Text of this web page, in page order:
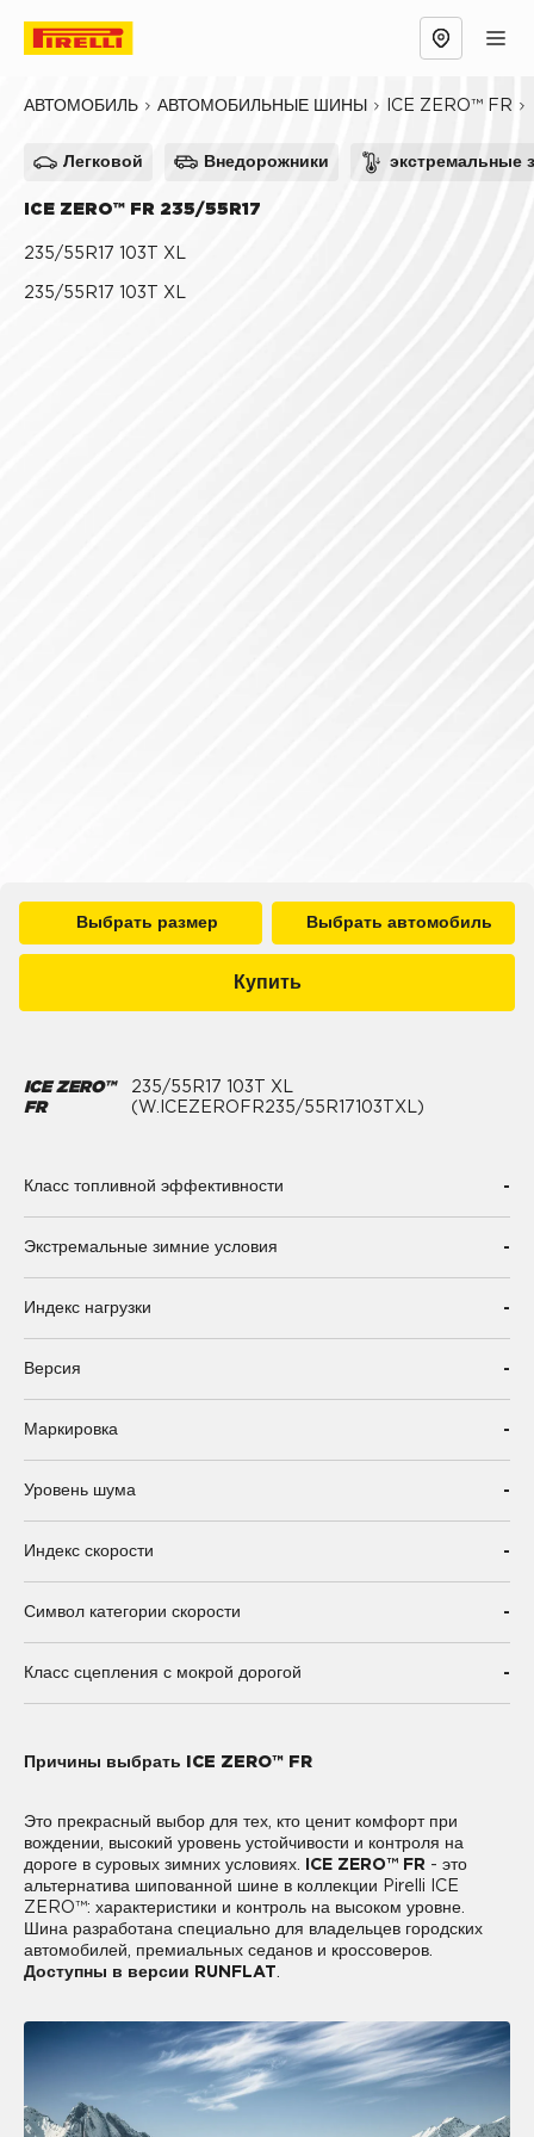
АВТОМОБИЛЬ АВТОМОБИЛЬНЫЕ ШИНЫ ICE ZERO™ FR
Легковой Внедорожники экстремальные
ICE ZERO™ FR 235/55R17
235/55R17 103T XL
235/55R17 103T XL
Выбрать размер Выбрать автомобиль
Купить
ICE ZERO™
FR
235/55R17 103T XL
(W.ICEZEROFR235/55R17103TXL)
Класс топливной эффективности -
Экстремальные зимние условия -
Индекс нагрузки -
Версия -
Маркировка -
Уровень шума -
Индекс скорости -
Символ категории скорости -
Класс сцепления с мокрой дорогой -
Причины выбрать ICE ZERO™ FR
Это прекрасный выбор для тех, кто ценит комфорт при
вождении, высокий уровень устойчивости и контроля на
дороге в суровых зимних условиях.
ICE ZERO™ FR - это
альтернатива шипованной шине в коллекции Pirelli ICE
ZERO™: характеристики и контроль на высоком уровне.
Шина разработана специально для владельцев городских
автомобилей, премиальных седанов и кроссоверов.
Доступны в версии RUNFLAT.